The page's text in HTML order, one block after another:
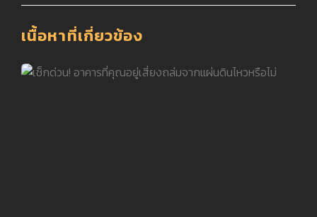
เนื้อหาที่เกี่ยวข้อง